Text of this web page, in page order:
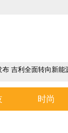
吉利全面转向新能
时尚